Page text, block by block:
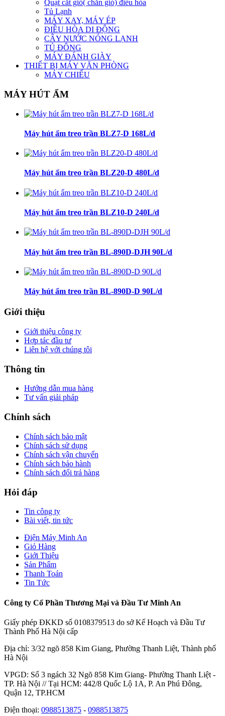
Quạt cắt gió( chắn gió) điều hòa
Tủ Lạnh
MÁY XAY, MÁY ÉP
ĐIỀU HÒA DI ĐỘNG
CÂY NƯỚC NÓNG LẠNH
TỦ ĐÔNG
MÁY ĐÁNH GIÀY
THIẾT BỊ MÁY VĂN PHÒNG
MÁY CHIẾU
MÁY HÚT ẨM
Máy hút ẩm treo trần BLZ7-D 168L/d
Máy hút ẩm treo trần BLZ20-D 480L/d
Máy hút ẩm treo trần BLZ10-D 240L/d
Máy hút ẩm treo trần BL-890D-DJH 90L/d
Máy hút ẩm treo trần BL-890D-D 90L/d
Giới thiệu
Giới thiệu công ty
Hợp tác đầu tư
Liên hệ với chúng tôi
Thông tin
Hướng dẫn mua hàng
Tư vấn giải pháp
Chính sách
Chính sách bảo mật
Chính sách sử dụng
Chính sách vận chuyển
Chính sách bảo hành
Chính sách đổi trả hàng
Hỏi đáp
Tin công ty
Bài viết, tin tức
Điện Máy Minh An
Giỏ Hàng
Giới Thiệu
Sản Phẩm
Thanh Toán
Tin Tức
Công ty Cổ Phần Thương Mại và Đầu Tư Minh An
Giấy phép ĐKKD số 0108379513 do sở Kế Hoạch và Đầu Tư
Thành Phố Hà Nội cấp
Địa chỉ: 3/32 ngõ 858 Kim Giang, Phường Thanh Liệt, Thành phố
Hà Nội
VPGD: Số 3 ngách 32 Ngõ 858 Kim Giang- Phường Thanh Liệt -
TP. Hà Nội // Tại HCM: 442/8 Quốc Lộ 1A, P. An Phú Đông,
Quận 12, TP.HCM
Điện thoại: 0988513875 - 0988513875